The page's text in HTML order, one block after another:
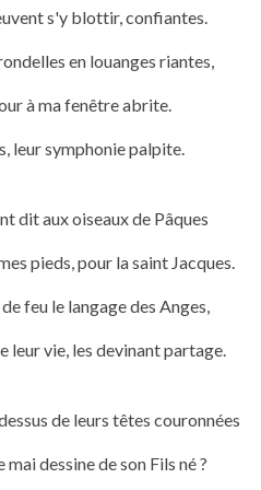
s'y blottir, confiantes.
en louanges riantes,
à ma fenêtre abrite.
leur symphonie palpite.
dit aux oiseaux de Pâques
pieds, pour la saint Jacques.
feu le langage des Anges,
leur vie, les devinant partage.
de leurs têtes couronnées
mai dessine de son Fils né ?